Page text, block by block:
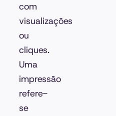
com
visualizações
ou
cliques.
Uma
impressão
refere-
se